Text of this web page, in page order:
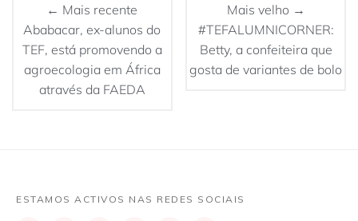
← Mais recente
Ababacar, ex-alunos do
TEF, está promovendo a
agroecologia em África
através da FAEDA
Mais velho →
#TEFALUMNICORNER:
Betty, a confeiteira que
gosta de variantes de bolo
ESTAMOS ACTIVOS NAS REDES SOCIAIS